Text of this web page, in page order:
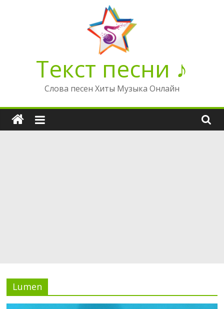
Текст песни ♪
Слова песен Хиты Музыка Онлайн
Lumen